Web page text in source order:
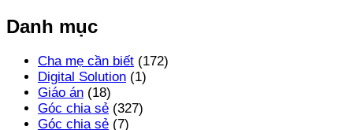
Danh mục
Cha mẹ cần biết (172)
Digital Solution (1)
Giáo án (18)
Góc chia sẻ (327)
Góc chia sẻ (7)